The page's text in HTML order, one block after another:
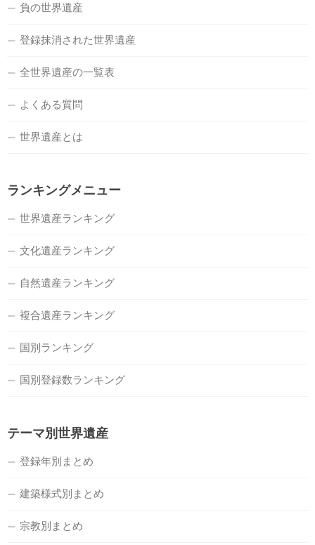
負の世界遺産
登録抹消された世界遺産
全世界遺産の一覧表
よくある質問
世界遺産とは
ランキングメニュー
世界遺産ランキング
文化遺産ランキング
自然遺産ランキング
複合遺産ランキング
国別ランキング
国別登録数ランキング
テーマ別世界遺産
登録年別まとめ
建築様式別まとめ
宗教別まとめ